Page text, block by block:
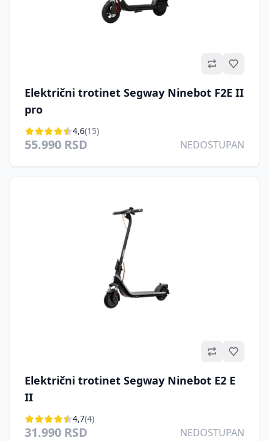
Električni trotinet Segway Ninebot F2E II
pro
4,6(15)
55.990 RSD NEDOSTUPAN
Električni trotinet Segway Ninebot E2 E
II
4,7(4)
31.990 RSD NEDOSTUPAN